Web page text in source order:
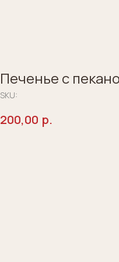
Печенье с
SKU:
200,00 р.